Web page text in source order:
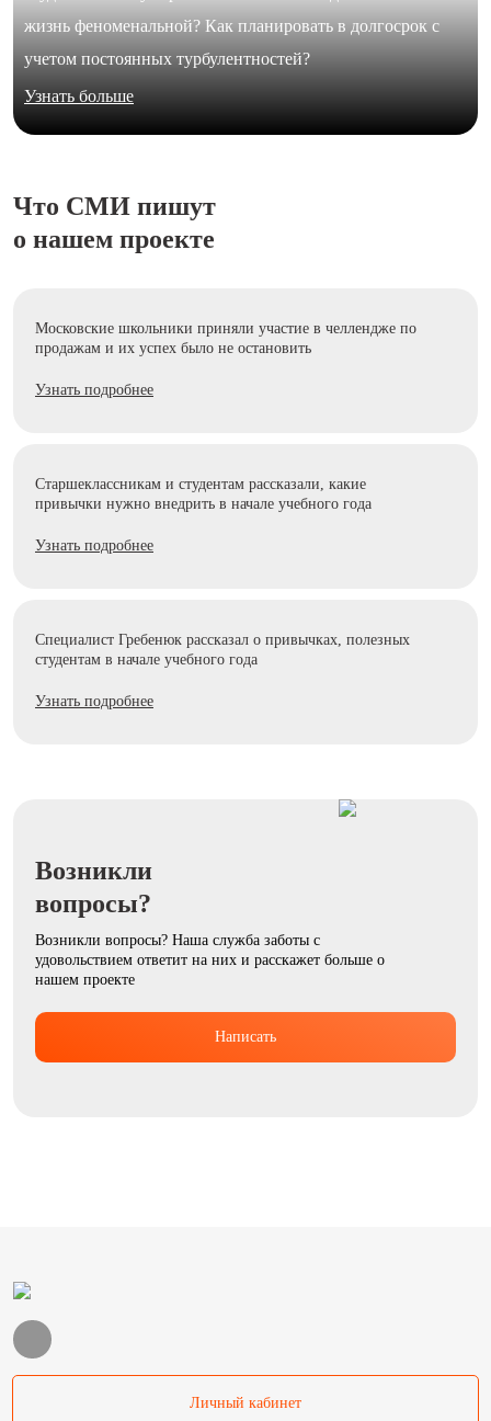
жизнь феноменальной? Как планировать в долгосрок с
учетом постоянных турбулентностей?
Узнать больше
Что СМИ пишут
о нашем проекте
Московские школьники приняли участие в челлендже по
продажам и их успех было не остановить
Узнать подробнее
Старшеклассникам и студентам рассказали, какие
привычки нужно внедрить в начале учебного года
Узнать подробнее
Специалист Гребенюк рассказал о привычках, полезных
студентам в начале учебного года
Узнать подробнее
Возникли
вопросы?
Возникли вопросы? Наша служба заботы с
удовольствием ответит на них и расскажет больше о
нашем проекте
Написать
Личный кабинет